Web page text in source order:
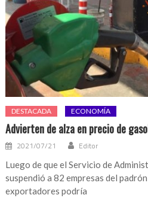
DESTACADA ECONOMÍA
Advierten de alza en precio de
2021/07/21 Editor
Luego de que el Servicio de
suspendió a 82 empresas del
exportadores podría